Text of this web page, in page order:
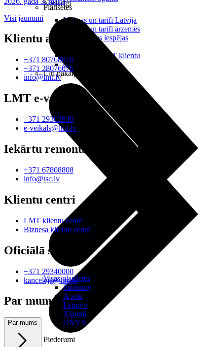
Noderīgi
Maksas un tarifi Latvijā
Maksas un tarifi ārzemēs
LMT Kartes iespējas
Kā kļūt par LMT klientu
eSIM tehnoloģija
Citi pakalpojumi
Planšetes
Visas planšetes
Samsung
Apple
Lenovo
Xiaomi
ONYX
Piederumi
Visi jaunumi
Klientu atbalsts
+371 80768076
+371 28076076
info@lmt.lv
LMT e-veikals
+371 29302930
e-veikals@lmt.lv
Iekārtu remonts
+371 67808808
info@tsc.lv
Klientu centri
LMT klientu centri
Biznesa klientu centri
Oficiālā saziņa
+371 29340000
kanceleja@lmt.lv
Par mums
Par mums